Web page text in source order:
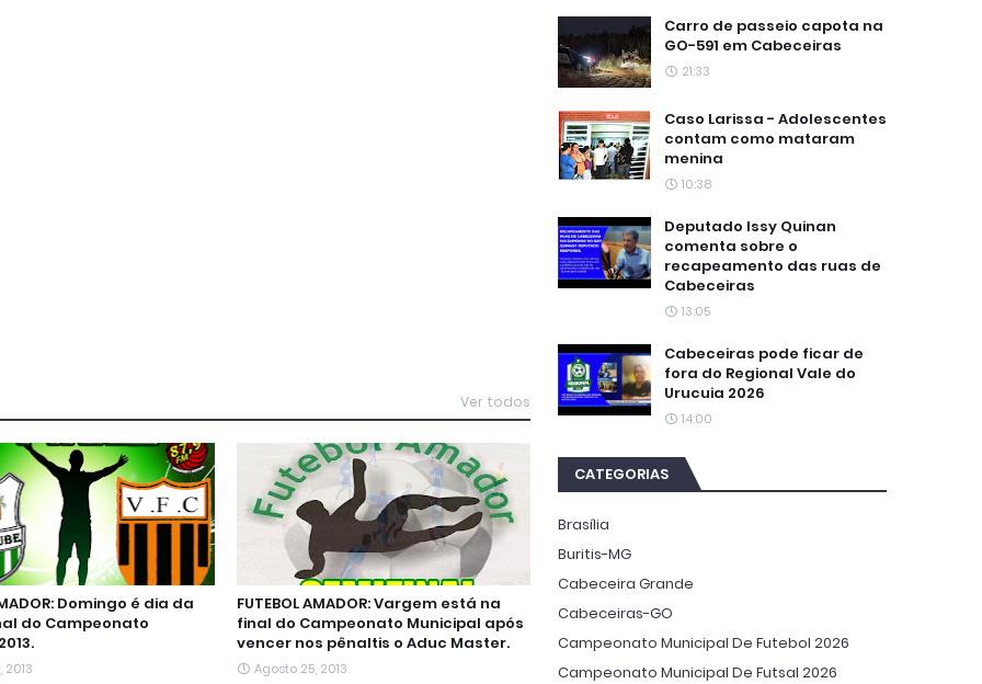
Ver todos
Domingo é dia da
do Campeonato
FUTEBOL AMADOR: Vargem está na
final do Campeonato Municipal após
vencer nos pênaltis o Aduc Master.
Agosto 25, 2013
Carro de passeio capota na
GO-591 em Cabeceiras
21:33
Caso Larissa - Adolescentes
contam como mataram
menina
10:38
Deputado Issy Quinan
comenta sobre o
recapeamento das ruas de
Cabeceiras
13:05
Cabeceiras pode ficar de
fora do Regional Vale do
Urucuia 2026
14:00
CATEGORIAS
Brasília
Buritis-MG
Cabeceira Grande
Cabeceiras-GO
Campeonato Municipal De Futebol 2026
Campeonato Municipal De Futsal 2026